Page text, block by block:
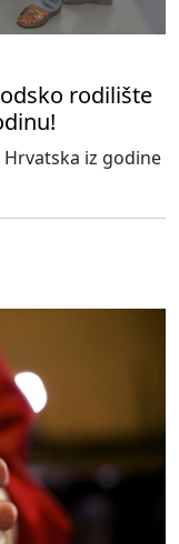
rodilište
Hrvatska iz godine